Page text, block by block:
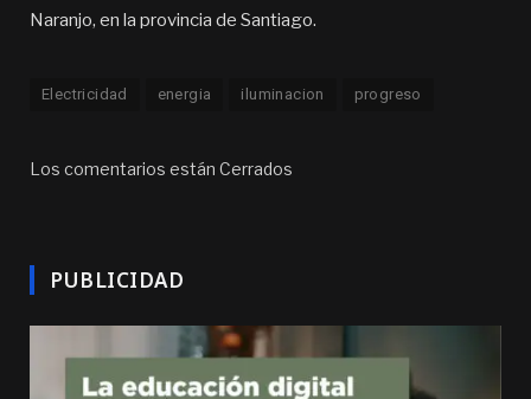
Naranjo, en la provincia de Santiago.
Electricidad energia iluminacion progreso
Los comentarios están Cerrados
PUBLICIDAD